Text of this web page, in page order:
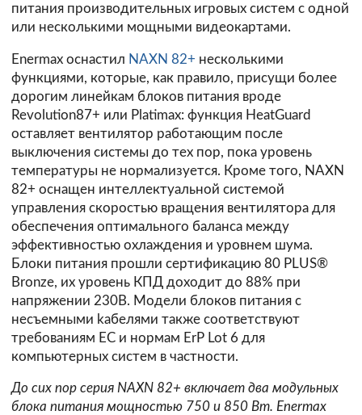
питания производительных игровых систем с одной
или несколькими мощными видеокартами.
Enermax оснастил NAXN 82+ несколькими
функциями, которые, как правило, присущи более
дорогим линейкам блоков питания вроде
Revolution87+ или Platimax: функция HeatGuard
оставляет вентилятор работающим после
выключения системы до тех пор, пока уровень
температуры не нормализуется. Кроме того, NAXN
82+ оснащен интеллектуальной системой
управления скоростью вращения вентилятора для
обеспечения оптимального баланса между
эффективностью охлаждения и уровнем шума.
Блоки питания прошли сертификацию 80 PLUS®
Bronze, их уровень КПД доходит до 88% при
напряжении 230В. Модели блоков питания с
несъемными kабелями также соответствуют
требованиям ЕС и нормам ErP Lot 6 для
компьютерных систем в частности.
До сих пор серия NAXN 82+ включает два модульных
блока питания мощностью 750 и 850 Вт. Enermax